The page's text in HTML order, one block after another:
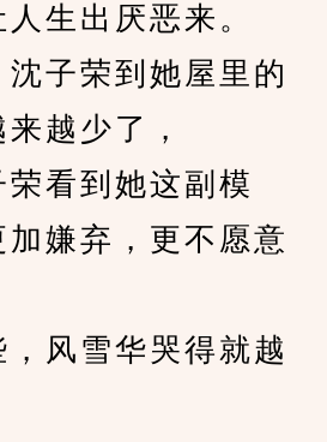
生出厌恶来。
子荣到她屋里的
越少了，
看到她这副模
嫌弃，更不愿意
风雪华哭得就越